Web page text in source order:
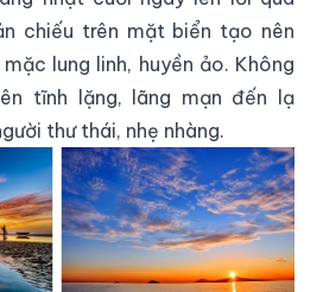
chiếu trên mặt biển tạo nên
lung linh, huyền ảo. Không
tĩnh lặng, lãng mạn đến lạ
thư thái, nhẹ nhàng.